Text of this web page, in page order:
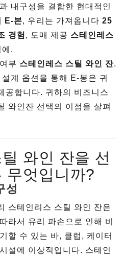
내구성을 결합한 현대적인
E-본, 우리는 가져옵니다 25
경험 , 도매 제공 스테인레스
.
부 스테인레스 스틸 와인 잔,
계 옵션을 통해 E-봉은 귀
공합니다. 귀하의 비즈니스
와인잔 선택의 이점을 살펴
와인 잔을 선
무엇입니까?
성
스테인리스 스틸 와인 잔은
라서 유리 파손으로 인해 비
할 수 있는 바, 클럽, 케이터
설에 이상적입니다. 스테인